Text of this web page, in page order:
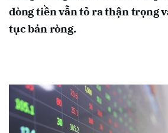
dòng tiền vẫn tỏ ra thận trọng
tục bán ròng.